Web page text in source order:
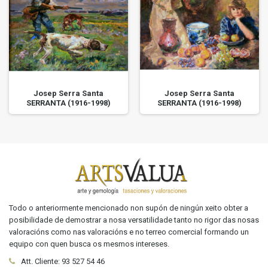
Josep Serra Santa
SERRANTA (1916-1998)
Josep Serra Santa
SERRANTA (1916-1998)
Todo o anteriormente mencionado non supón de ningún xeito obter a
posibilidade de demostrar a nosa versatilidade tanto no rigor das nosas
valoracións como nas valoracións e no terreo comercial formando un
equipo con quen busca os mesmos intereses.
Att. Cliente: 93 527 54 46